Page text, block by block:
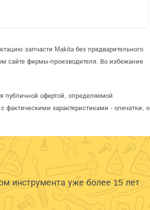
запчасти Makita без предварительного
сайте фирмы-производителя. Во избежание
публичной офертой, определяемой
фактическими характеристиками - опечатки, о
инструмента уже более 15 лет